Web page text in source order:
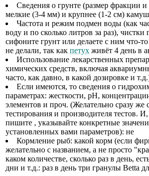
Сведения о грунте (размер фракции
мелкие (3-4 мм) и крупнее (1-2 см)
Частота и режим подмен воды (как
воду и по сколько литров за раз), чистки
сифоните грунт или делаете с ним что-
не делали, так как петух живёт 4 день в
Использование лекарственных
химических средств, включая
часто, как давно, в какой дозировке и
Если имеются, то сведения о
параметрах: жесткости, рН,
элементов и проч. (Желательно сразу же
тестирования и производителя тестов.
пишите , указывайте конкретные
установленных вами параметров): не
Кормление рыб: какой корм (если
желательно с названием, а не просто
каком количестве, сколько раз в день,
дни и т.д.: раз в день три гранулы Betta